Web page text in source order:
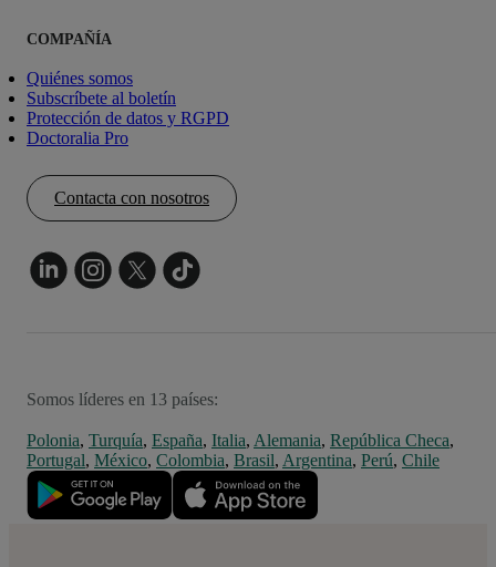
COMPAÑÍA
Quiénes somos
Subscríbete al boletín
Protección de datos y RGPD
Doctoralia Pro
Contacta con nosotros
Somos líderes en 13 países:
Polonia, Turquía, España, Italia, Alemania, República Checa,
Portugal, México, Colombia, Brasil, Argentina, Perú, Chile